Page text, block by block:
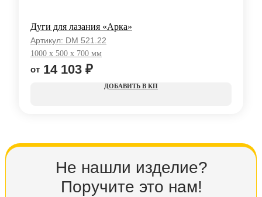
Дуги для лазания «Арка»
Артикул: DM 521.22
1000 x 500 x 700 мм
14 103 ₽
КП
Не нашли изделие?
Поручите это нам!